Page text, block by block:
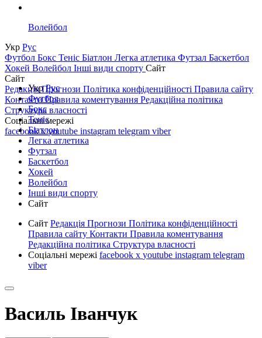
Волейбол
Укр Рус
Футбол Бокс Теніс Біатлон Легка атлетика Футзал Баскетбол
Хокей Волейбол Інші види спорту Сайт
Сайт
РедакціяПрогнози Політика конфіденційності Правила сайту
КонтактиПравила коментування Редакційна політика
Структура власності
Соціальні мережі
facebookxyoutube instagram telegram viber
УкрРус
Футбол
Бокс
Теніс
Біатлон
Легка атлетика
Футзал
Баскетбол
Хокей
Волейбол
Інші види спорту
Сайт
Сайт Редакція Прогнози Політика конфіденційності
Правила сайту Контакти Правила коментування
Редакційна політика Структура власності
Соціальні мережі facebook x youtube instagram telegram
viber
Василь Іванчук